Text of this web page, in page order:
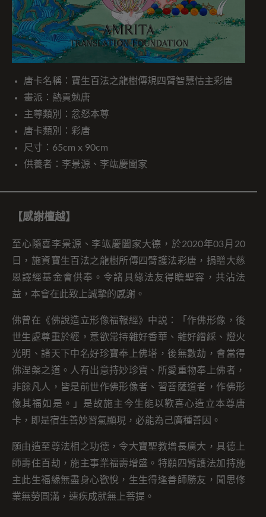
唐卡名稱：寶生百法之龍樹傳規四臂智慧怙主彩唐
畫派：熱貢勉唐
主尊類別：忿怒本尊
唐卡類別：彩唐
尺寸：65cm x 90cm
供養者：李景源、李竑慶闔家
【感謝檀越】
至心隨喜李景源、李竑慶闔家大德，於2020年03月20
日，施資寶生百法之龍樹所傳四臂護法彩唐，捐贈大慈
恩譯經基金會供奉。令諸具緣法友得瞻聖容，共沾法
益，本會在此致上誠摯的感謝。
佛曾在《佛說造立形像福報經》中説：「作佛形像，後
世生處尊重於經，意欲常持雜好香華、雜好繒綵、燈火
光明、諸天下中名好珍寶奉上佛塔，後無數劫，會當得
佛涅槃之道。人有出意持妙珍寶、所愛重物奉上佛者，
非餘凡人，皆是前世作佛形像者、習菩薩道者，作佛形
像其福如是。」是故施主今生能以歡喜心造立本尊唐
卡，即是宿生善妙習氣顯現，必能為己廣種善因。
願由造至尊法相之功德，令大寶聖教增長廣大，具德上
師壽住百劫，施主事業福壽增盛。特願四臂護法加持施
主此生福緣無盡身心歡悅，生生得逢善師勝友，聞思修
業無勞圓滿，速疾成就無上菩提。